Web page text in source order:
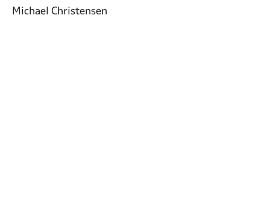
Michael Christensen